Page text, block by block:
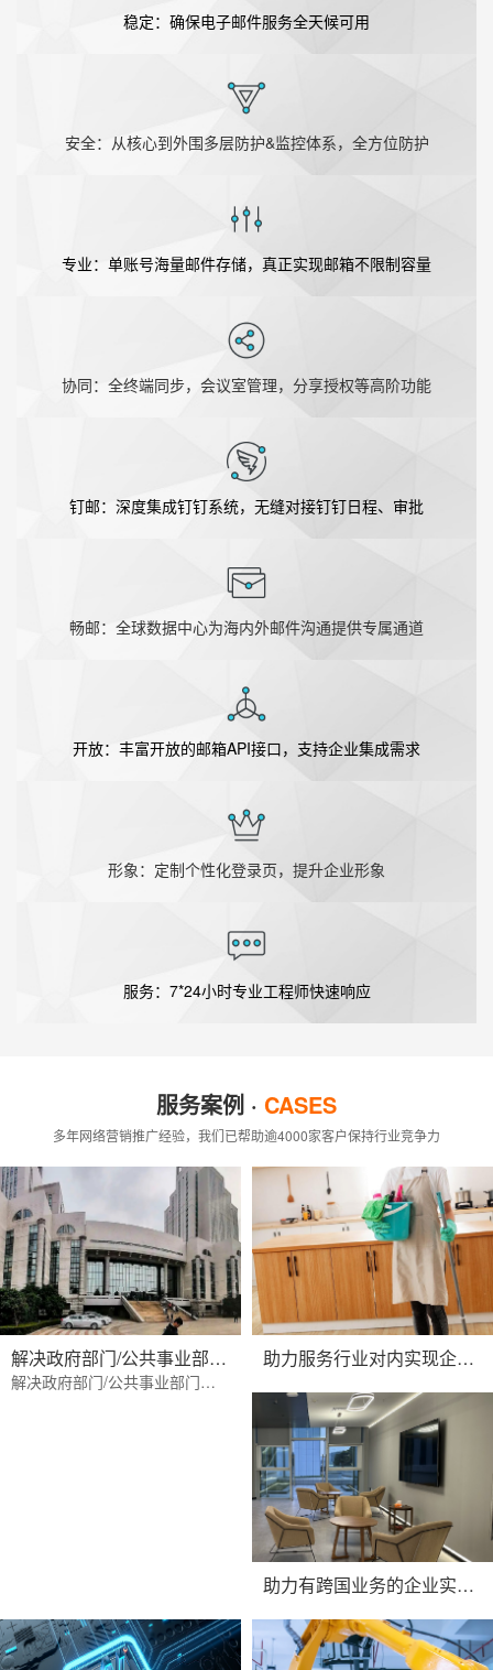
稳定：确保电子邮件服务全天候可用
安全：从核心到外围多层防护&监控体系，全方位防护
专业：单账号海量邮件存储，真正实现邮箱不限制容量
协同：全终端同步，会议室管理，分享授权等高阶功能
钉邮：深度集成钉钉系统，无缝对接钉钉日程、审批
畅邮：全球数据中心为海内外邮件沟通提供专属通道
开放：丰富开放的邮箱API接口，支持企业集成需求
形象：定制个性化登录页，提升企业形象
服务：7*24小时专业工程师快速响应
服务案例 · CASES
多年网络营销推广经验，我们已帮助逾4000家客户保持行业竞争力
解决政府部门/公共事业部门垃圾邮件困扰，降低邮箱被钓鱼风险，提升公共邮箱公信力。
解决政府部门/公共事业部门垃圾邮件困扰，降低邮箱被钓鱼风险，提升公共邮箱公信力。解决政府部门/公共事业部门垃圾···
助力服务行业对内实现企业内部精细化数据安全管控，对外实现海内外邮件畅邮无阻目标。
助力有跨国业务的企业实现高效流畅的海内外邮件收发，抓住出海机遇。